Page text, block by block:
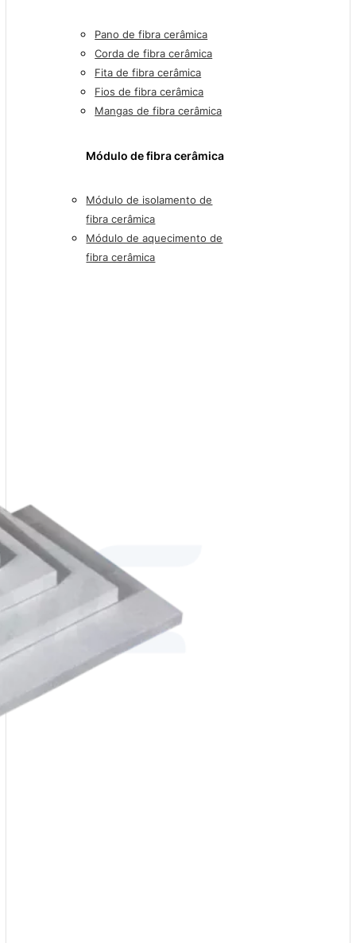
Pano de fibra cerâmica
Corda de fibra cerâmica
Fita de fibra cerâmica
Fios de fibra cerâmica
Mangas de fibra cerâmica
Módulo de fibra cerâmica
Módulo de isolamento de
fibra cerâmica
Módulo de aquecimento de
fibra cerâmica